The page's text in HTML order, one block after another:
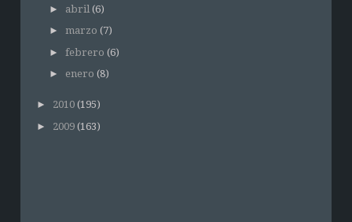
► abril (6)
► marzo (7)
► febrero (6)
► enero (8)
► 2010 (195)
► 2009 (163)